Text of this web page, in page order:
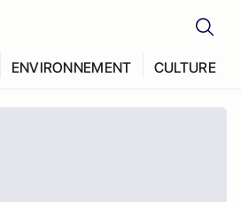
ENVIRONNEMENT CULTURE